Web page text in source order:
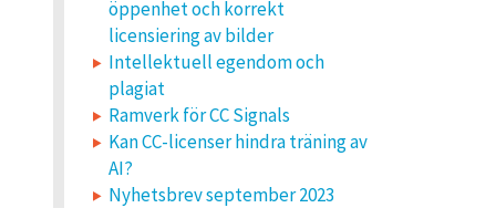
öppenhet och korrekt
licensiering av bilder
Intellektuell egendom och
plagiat
Ramverk för CC Signals
Kan CC-licenser hindra träning av
AI?
Nyhetsbrev september 2023